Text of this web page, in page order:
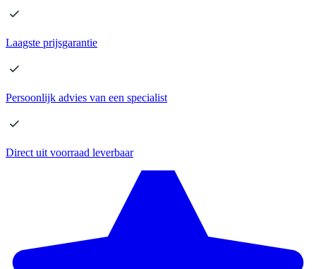
Laagste prijsgarantie
Persoonlijk advies van een specialist
Direct uit voorraad leverbaar